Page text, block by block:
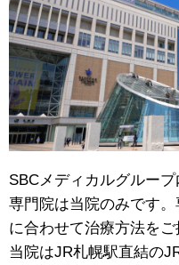
SBCメディカルグルー
専門院は当院のみです
に合わせて治療方法をご
当院はJR札幌駅直結の